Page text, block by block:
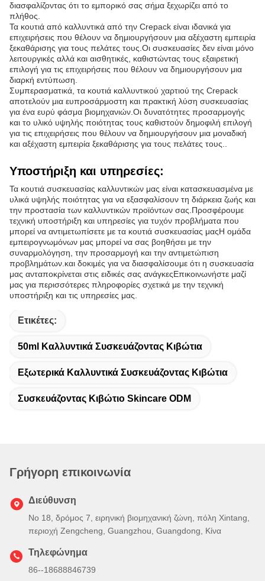
διασφαλίζοντας ότι το εμπορικό σας σήμα ξεχωρίζει από το
πλήθος.
Τα κουτιά από καλλυντικά από την Crepack είναι ιδανικά για
επιχειρήσεις που θέλουν να δημιουργήσουν μια αξέχαστη εμπειρία
ξεκαθάρισης για τους πελάτες τους.Οι συσκευασίες δεν είναι μόνο
λειτουργικές αλλά και αισθητικές, καθιστώντας τους εξαιρετική
επιλογή για τις επιχειρήσεις που θέλουν να δημιουργήσουν μια
διαρκή εντύπωση.
Συμπερασματικά, τα κουτιά καλλυντικού χαρτιού της Crepack
αποτελούν μια ευπροσάρμοστη και πρακτική λύση συσκευασίας
για ένα ευρύ φάσμα βιομηχανιών.Οι δυνατότητες προσαρμογής
και το υλικό υψηλής ποιότητας τους καθιστούν δημοφιλή επιλογή
για τις επιχειρήσεις που θέλουν να δημιουργήσουν μια μοναδική
και αξέχαστη εμπειρία ξεκαθάρισης για τους πελάτες τους..
Υποστήριξη και υπηρεσίες:
Τα κουτιά συσκευασίας καλλυντικών μας είναι κατασκευασμένα με
υλικά υψηλής ποιότητας για να εξασφαλίσουν τη διάρκεια ζωής και
την προστασία των καλλυντικών προϊόντων σας.Προσφέρουμε
τεχνική υποστήριξη και υπηρεσίες για τυχόν προβλήματα που
μπορεί να αντιμετωπίσετε με τα κουτιά συσκευασίας μαςΗ ομάδα
εμπειρογνωμόνων μας μπορεί να σας βοηθήσει με την
συναρμολόγηση, την προσαρμογή και την αντιμετώπιση
προβλημάτων.και δοκιμές για να διασφαλίσουμε ότι η συσκευασία
μας ανταποκρίνεται στις ειδικές σας ανάγκεςΕπικοινωνήστε μαζί
μας για περισσότερες πληροφορίες σχετικά με την τεχνική
υποστήριξη και τις υπηρεσίες μας.
Ετικέτες:
50ml Καλλυντικά Συσκευάζοντας Κιβώτια
Εξωτερικά Καλλυντικά Συσκευάζοντας Κιβώτια
Συσκευάζοντας Κιβώτιο Skincare ODM
Γρήγορη επικοινωνία
Διεύθυνση
Νο 18, δρόμος 7, ειρηνική βιομηχανική ζώνη, πόλη Xintang,
περιοχή Zengcheng, Guangzhou, Guangdong, Κίνα
Τηλεφώνημα
86--18688846739